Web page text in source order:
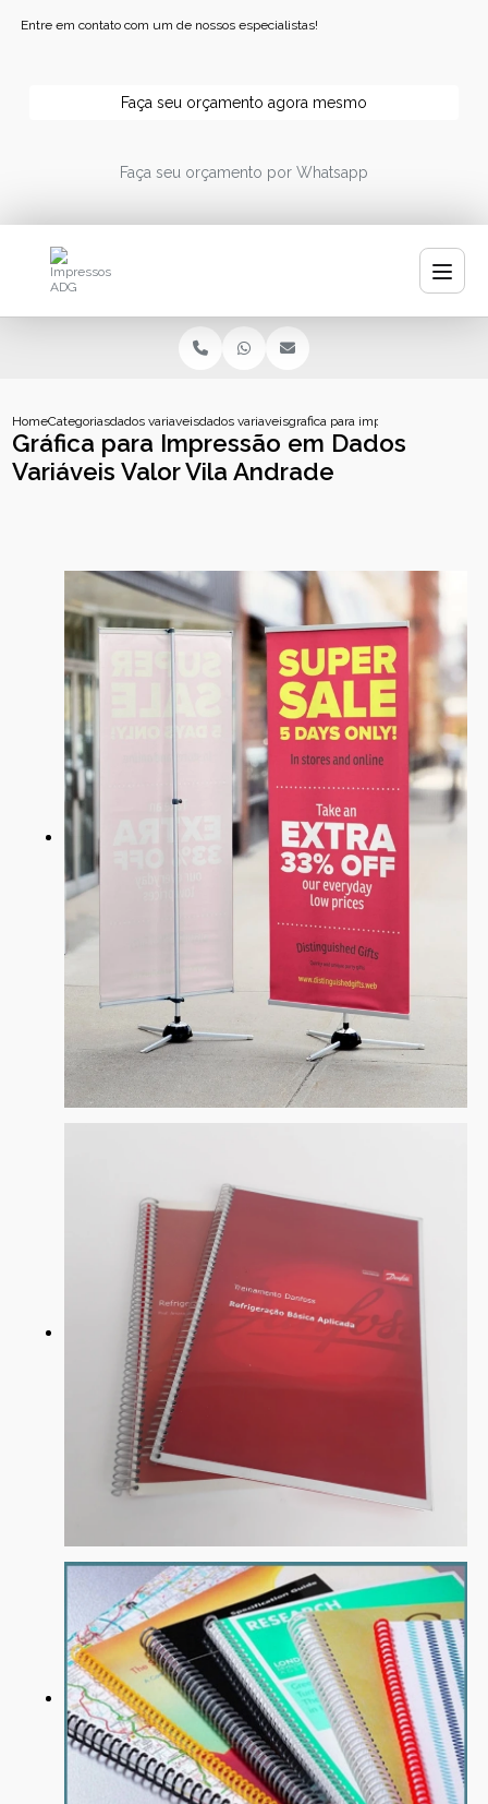
Entre em contato com um de nossos especialistas!
Faça seu orçamento agora mesmo
Faça seu orçamento por Whatsapp
HomeCategoriasdados variaveisdados variaveis impressaografica para impressao em dados
Gráfica para Impressão em Dados
Variáveis Valor Vila Andrade